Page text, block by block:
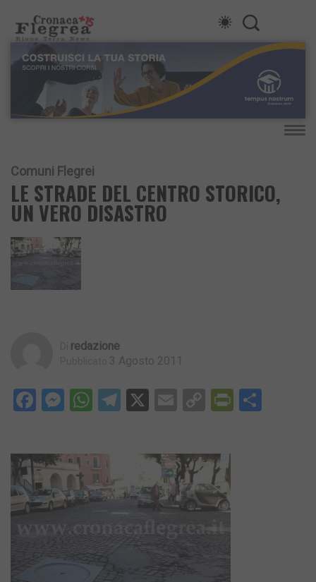
Comuni Flegrei
LE STRADE DEL CENTRO STORICO,
UN VERO DISASTRO
Redazione
3 Agosto 2011
Facebook
Messenger
WhatsApp
Telegram
X EmailCopy